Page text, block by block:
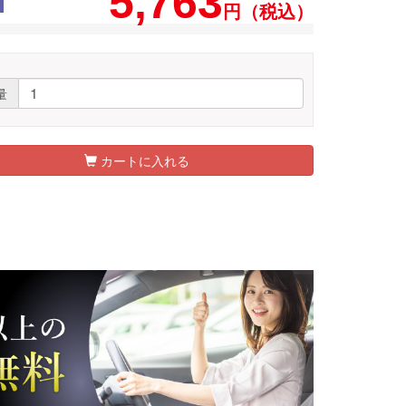
円（税込）
カートに入れる